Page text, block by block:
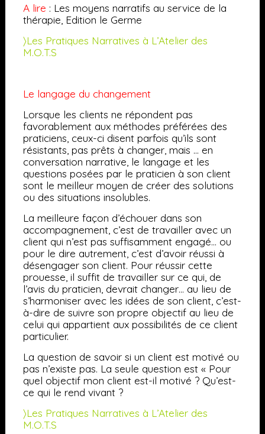
A lire : Les moyens narratifs au service de la
thérapie, Edition le Germe
〉Les Pratiques Narratives à L’Atelier des
M.O.T.S
Le langage du changement
Lorsque les clients ne répondent pas
favorablement aux méthodes préférées des
praticiens, ceux-ci disent parfois qu’ils sont
résistants, pas prêts à changer, mais … en
conversation narrative, le langage et les
questions posées par le praticien à son client
sont le meilleur moyen de créer des solutions
ou des situations insolubles.
La meilleure façon d’échouer dans son
accompagnement, c’est de travailler avec un
client qui n’est pas suffisamment engagé… ou
pour le dire autrement, c’est d’avoir réussi à
désengager son client. Pour réussir cette
prouesse, il suffit de travailler sur ce qui, de
l’avis du praticien, devrait changer… au lieu de
s’harmoniser avec les idées de son client, c’est-
à-dire de suivre son propre objectif au lieu de
celui qui appartient aux possibilités de ce client
particulier.
La question de savoir si un client est motivé ou
pas n’existe pas. La seule question est « Pour
quel objectif mon client est-il motivé ? Qu’est-
ce qui le rend vivant ?
〉Les Pratiques Narratives à L’Atelier des
M.O.T.S